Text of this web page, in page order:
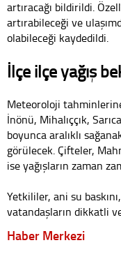
artıracağı bildirildi.
artırabileceği ve
olabileceği kaydedildi.
İlçe ilçe yağış
Meteoroloji
İnönü, Mihalıççık,
boyunca aralıklı
görülecek. Çifteler,
ise yağışların zaman
Yetkililer, ani su
vatandaşların dikkatli
Haber Merkezi